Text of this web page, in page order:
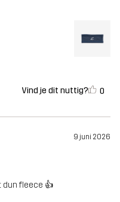
Vind je dit nuttig? 0
9 juni 2026
dun fleece 👍